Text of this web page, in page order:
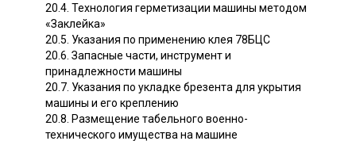
20.4. Технология герметизации машины методом
«Заклейка»
20.5. Указания по применению клея 78БЦС
20.6. Запасные части, инструмент и
принадлежности машины
20.7. Указания по укладке брезента для укрытия
машины и его креплению
20.8. Размещение табельного военно-
технического имущества на машине